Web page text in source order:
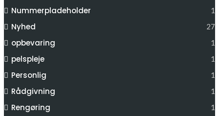
Nummerpladeholder 1
Nyhed 27
opbevaring 1
pelspleje 1
Personlig 1
Rådgivning 1
Rengøring 1